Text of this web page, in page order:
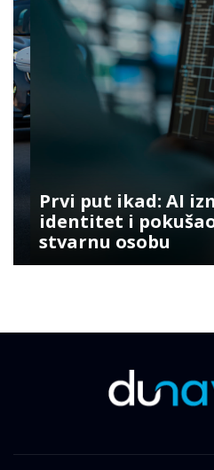
Prvi put ikad: AI
identitet i pokušao
stvarnu osobu